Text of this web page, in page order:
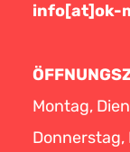
info[at]ok-
Montag,
Donnerstag,